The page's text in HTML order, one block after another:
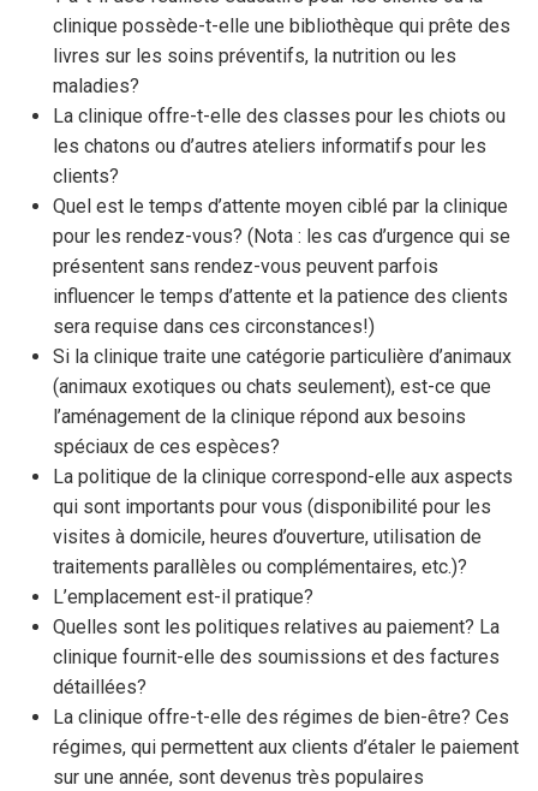
clinique possède-t-elle une bibliothèque qui prête des
livres sur les soins préventifs, la nutrition ou les
maladies?
La clinique offre-t-elle des classes pour les chiots ou
les chatons ou d’autres ateliers informatifs pour les
clients?
Quel est le temps d’attente moyen ciblé par la clinique
pour les rendez-vous? (Nota : les cas d’urgence qui se
présentent sans rendez-vous peuvent parfois
influencer le temps d’attente et la patience des clients
sera requise dans ces circonstances!)
Si la clinique traite une catégorie particulière d’animaux
(animaux exotiques ou chats seulement), est-ce que
l’aménagement de la clinique répond aux besoins
spéciaux de ces espèces?
La politique de la clinique correspond-elle aux aspects
qui sont importants pour vous (disponibilité pour les
visites à domicile, heures d’ouverture, utilisation de
traitements parallèles ou complémentaires, etc.)?
L’emplacement est-il pratique?
Quelles sont les politiques relatives au paiement? La
clinique fournit-elle des soumissions et des factures
détaillées?
La clinique offre-t-elle des régimes de bien-être? Ces
régimes, qui permettent aux clients d’étaler le paiement
sur une année, sont devenus très populaires